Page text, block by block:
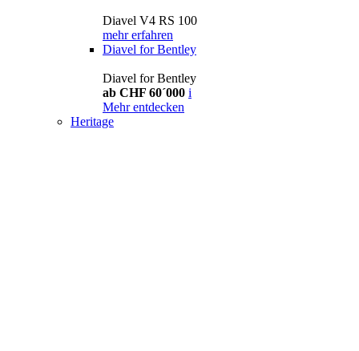
Diavel V4 RS 100
mehr erfahren
Diavel for Bentley
Diavel for Bentley
ab CHF 60´000 i
Mehr entdecken
Heritage